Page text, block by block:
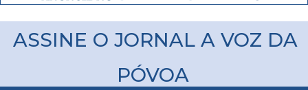
ASSINE O JORNAL A VOZ DA
PÓVOA